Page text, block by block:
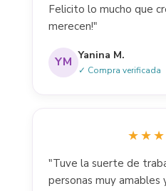
Felicito lo mucho que
merecen!"
YM Yanina M.
✓ Compra verificada
"Tuve la suerte de
personas muy amables